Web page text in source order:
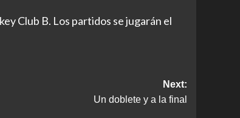
Club B. Los partidos se jugarán el
Next:
Un doblete y a la final